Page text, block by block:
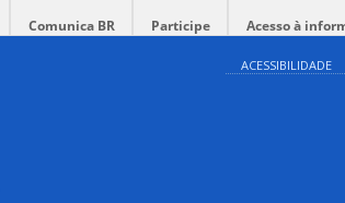
Comunica BR Participe Acesso à
ACESSIBILIDADE